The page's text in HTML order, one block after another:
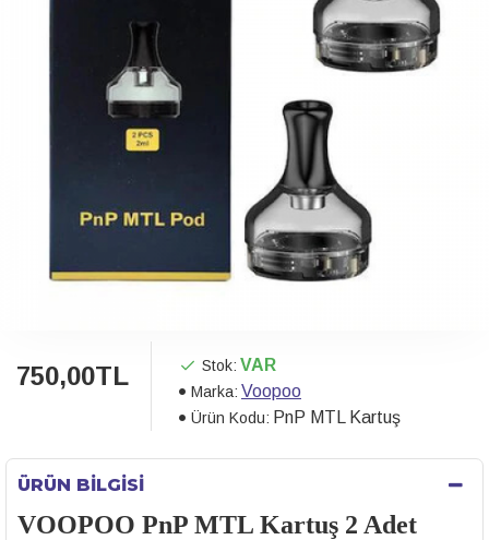
750,00TL Stok: VAR
Marka: Voopoo
Ürün Kodu: PnP MTL Kartuş
ÜRÜN BILGISI
VOOPOO PnP MTL Kartuş 2 Adet